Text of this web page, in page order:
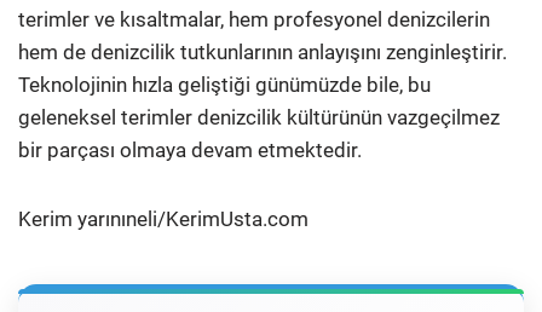
terimler ve kısaltmalar, hem profesyonel denizcilerin
hem de denizcilik tutkunlarının anlayışını zenginleştirir.
Teknolojinin hızla geliştiği günümüzde bile, bu
geleneksel terimler denizcilik kültürünün vazgeçilmez
bir parçası olmaya devam etmektedir.
Kerim yarınıneli/KerimUsta.com